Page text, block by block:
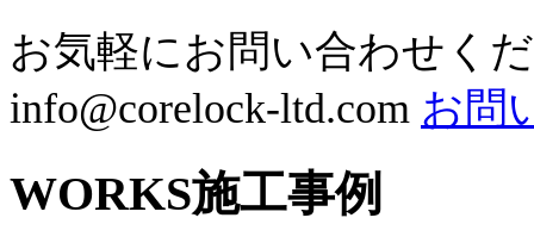
お気軽にお問い合わせく
info@corelock-ltd.com お問
WORKS施工事例